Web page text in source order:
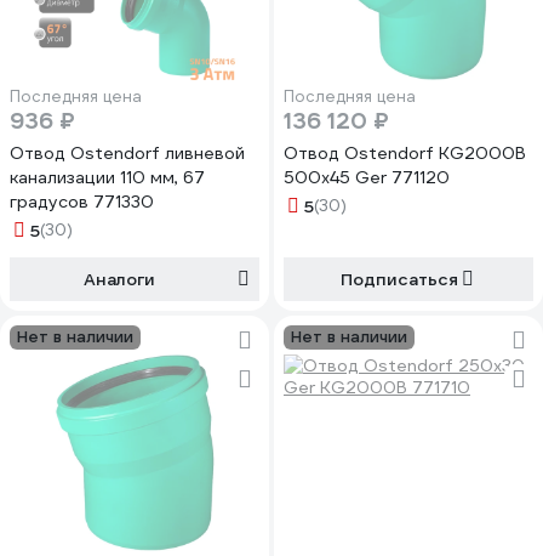
Последняя цена
936 ₽
Отвод Ostendorf ливневой
канализации 110 мм, 67
градусов 771330
5(30)
Аналоги
Последняя цена
136 120 ₽
Отвод Ostendorf KG2000B
500x45 Ger 771120
5(30)
Подписаться
Нет в наличии Нет в наличии